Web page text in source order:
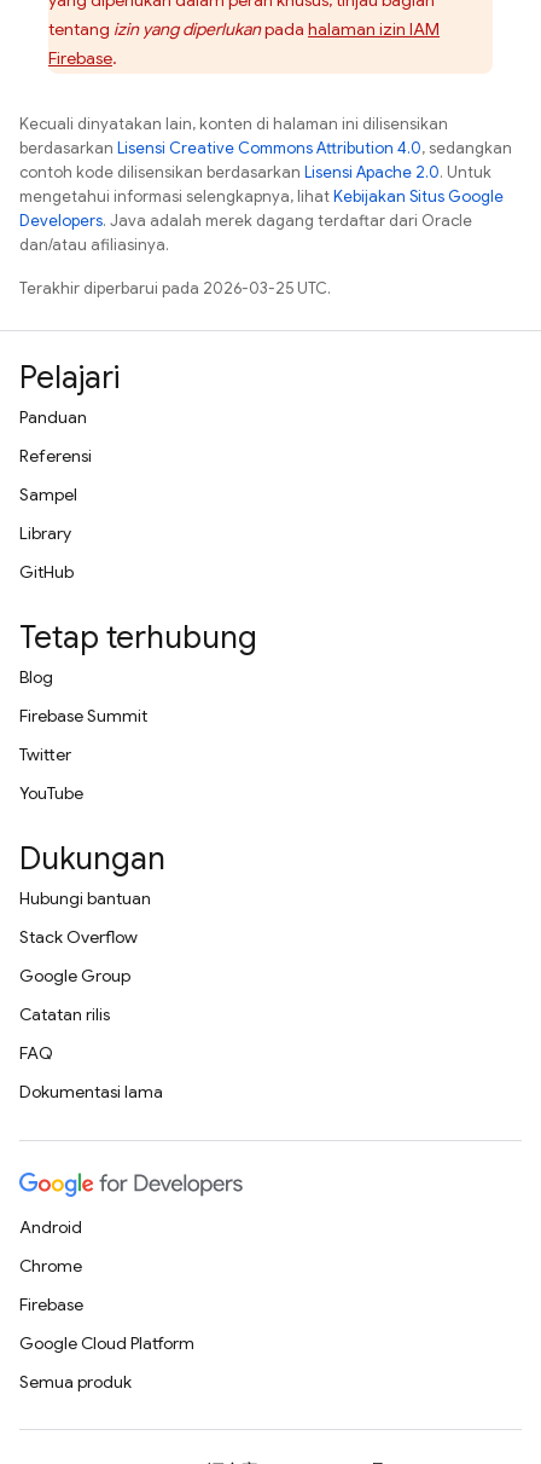
tentang izin yang diperlukanpada halaman izin IAM
Firebase.
Kecuali dinyatakan lain, konten di halaman ini dilisensikan
berdasarkan Lisensi Creative Commons Attribution 4.0, sedangkan
contoh kode dilisensikan berdasarkan Lisensi Apache 2.0. Untuk
mengetahui informasi selengkapnya, lihatKebijakan Situs Google
Developers. Java adalah merek dagang terdaftar dari Oracle
dan/atau afiliasinya.
Terakhir diperbarui pada 2026-03-25 UTC.
Pelajari
Panduan
Referensi
Sampel
Library
GitHub
Tetap terhubung
Blog
Firebase Summit
Twitter
YouTube
Dukungan
Hubungi bantuan
Stack Overflow
Google Group
Catatan rilis
FAQ
Dokumentasi lama
Android
Chrome
Firebase
Google Cloud Platform
Semua produk